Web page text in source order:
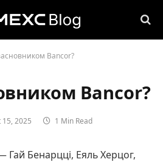
Bancor?
Bancor?
15, 2025 1 Min Read
Бенарцці, Еяль Херцог,